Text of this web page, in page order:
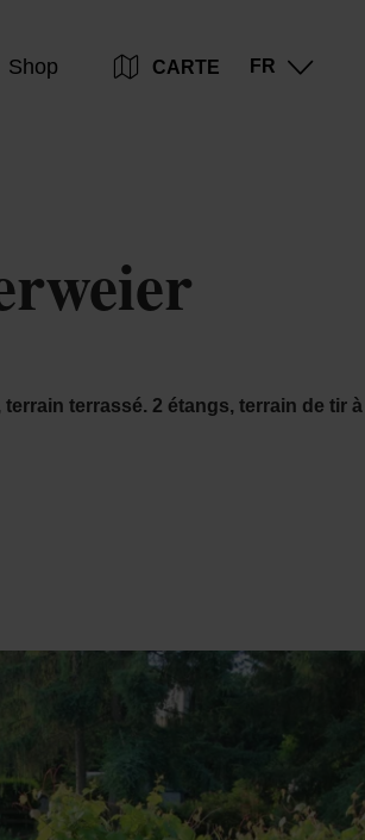
Shop CARTE FR
terrassé. 2 étangs, terrain de tir